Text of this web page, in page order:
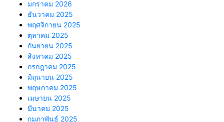
มกราคม 2026
ธันวาคม 2025
พฤศจิกายน 2025
ตุลาคม 2025
กันยายน 2025
สิงหาคม 2025
กรกฎาคม 2025
มิถุนายน 2025
พฤษภาคม 2025
เมษายน 2025
มีนาคม 2025
กุมภาพันธ์ 2025